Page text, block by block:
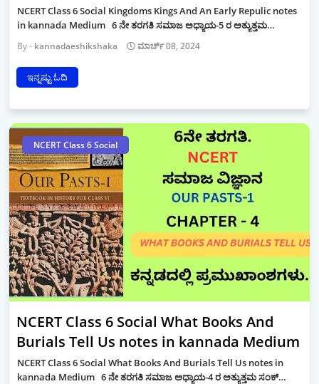
NCERT Class 6 Social Kingdoms Kings And An Early Repulic notes
in kannada Medium 6 ನೇ ತರಗತಿ ಸಮಾಜ ಅಧ್ಯಾಯ-5 ರ ಅತ್ಯುತ್ತಮ…
kannadaeshikshaka ಮಾರ್ಚ್ 08, 2024
ಇನ್ನಷ್ಟು ಓದಿ
NCERT Class 6 Social
NCERT Class 6 Social What Books And
Burials Tell Us notes in kannada Medium
NCERT Class 6 Social What Books And Burials Tell Us notes in
kannada Medium 6 ನೇ ತರಗತಿ ಸಮಾಜ ಅಧ್ಯಾಯ-4 ರ ಅತ್ಯುತ್ತಮ ಸಂಕ್…